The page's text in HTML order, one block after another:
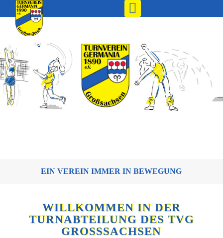
EIN VEREIN IMMER IN BEWEGUNG
WILLKOMMEN IN DER
TURNABTEILUNG DES TVG
GROSSSACHSEN